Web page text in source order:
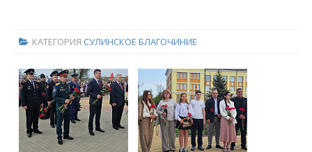
КАТЕГОРИЯ СУЛИНСКОЕ БЛАГОЧИНИЕ